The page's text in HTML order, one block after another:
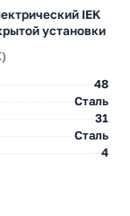
IEK
установки
48
Сталь
31
Сталь
4